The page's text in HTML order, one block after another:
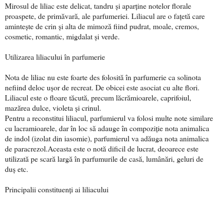
Mirosul de liliac este delicat, tandru și aparține notelor florale
proaspete, de primăvară, ale parfumeriei. Liliacul are o fațetă care
amintește de crin și alta de mimoză fiind pudrat, moale, cremos,
cosmetic, romantic, migdalat și verde.
Utilizarea liliacului în parfumerie
Nota de liliac nu este foarte des folosită în parfumerie ca solinota
nefiind deloc ușor de recreat. De obicei este asociat cu alte flori.
Liliacul este o floare tăcută, precum lăcrămioarele, caprifoiul,
mazărea dulce, violeta și crinul.
Pentru a reconstitui liliacul, parfumierul va folosi multe note similare
cu lacramioarele, dar în loc să adauge în compoziție nota animalica
de indol (izolat din iasomie), parfumierul va adăuga nota animalica
de paracrezol.Aceasta este o notă dificil de lucrat, deoarece este
utilizată pe scară largă în parfumurile de casă, lumânări, geluri de
duș etc.
Principalii constituenți ai liliacului